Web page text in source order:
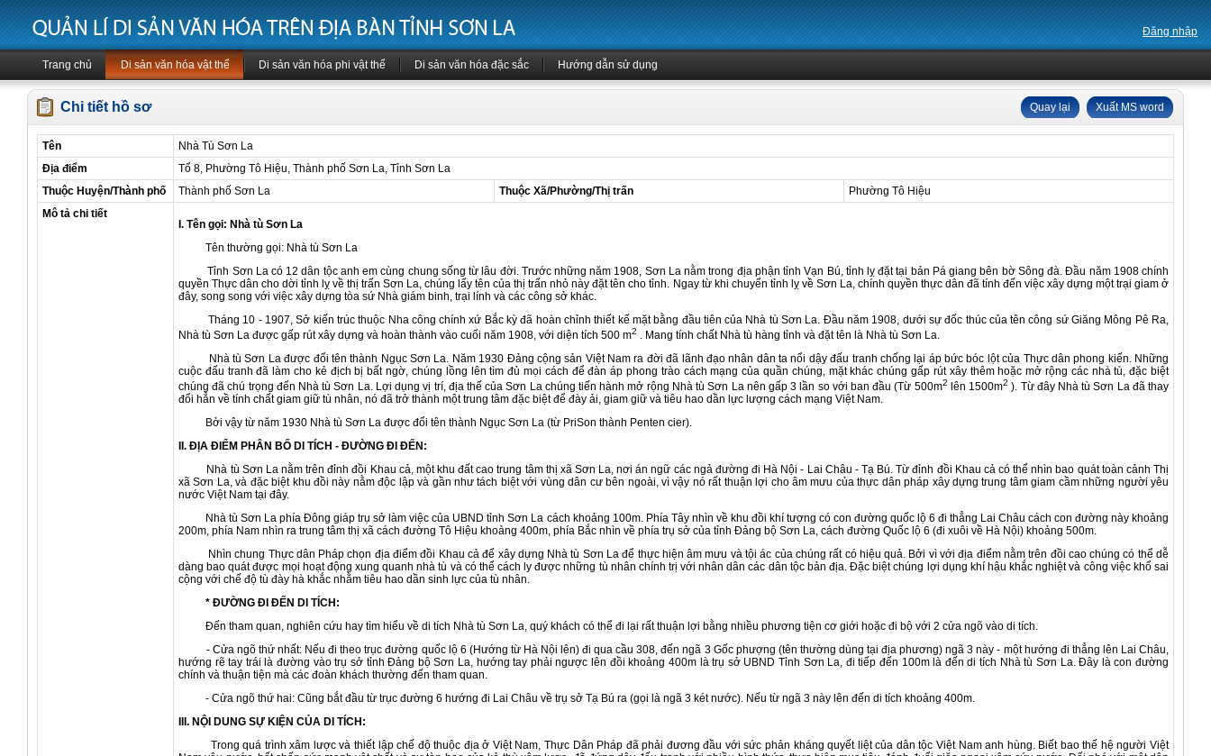
Đăng nhập
Trang chủ Di sản văn hóa vật thể Di sản văn hóa phi vật thể Di sản văn hóa đặc sắc Hướng dẫn sử dụng
Chi tiết hồ sơ Quay lại Xuất MS word
Tên
Nhà Tù Sơn La
Địa điểm
Tổ 8, Phường Tô Hiệu, Thành phố Sơn La, Tỉnh Sơn La
Thuộc Huyện/Thành phố
Thành phố Sơn La Thuộc Xã/Phường/Thị trấn
Phường Tô Hiệu
Mô tả chi tiết
I. Tên gọi: Nhà tù Sơn La
Tên thường gọi: Nhà tù Sơn La
Tỉnh Sơn La có 12 dân tộc anh em cùng chung sống từ lâu đời. Trước những năm 1908, Sơn La nằm trong địa phận tỉnh Vạn Bú, tỉnh lỵ đặt tại bản Pá giang bên bờ Sông đà. Đầu năm 1908 chính
quyền Thực dân cho dời tỉnh lỵ về thị trấn Sơn La, chúng lấy tên của thị trấn nhỏ này đặt tên cho tỉnh. Ngay từ khi chuyển tỉnh lỵ về Sơn La, chính quyền thực dân đã tính đến việc xây dựng một trại giam ở
đây, song song với việc xây dựng tòa sứ Nhà giám binh, trại lính và các công sở khác.
Tháng 10 - 1907, Sở kiến trúc thuộc Nha công chính xứ Bắc kỳ đã hoàn chỉnh thiết kế mặt bằng đầu tiên của Nhà tù Sơn La. Đầu năm 1908, dưới sự đốc thúc của tên công sứ Giăng Mông Pê Ra,
Nhà tù Sơn La được gấp rút xây dựng và hoàn thành vào cuối năm 1908, với diện tích 500 m2 . Mang tính chất Nhà tù hàng tỉnh và đặt tên là Nhà tù Sơn La.
Nhà tù Sơn La được đổi tên thành Ngục Sơn La. Năm 1930 Đảng cộng sản Việt Nam ra đời đã lãnh đạo nhân dân ta nổi dậy đấu tranh chống lại áp bức bóc lột của Thực dân phong kiến. Những
cuộc đấu tranh đã làm cho kẻ địch bị bất ngờ, chúng lồng lên tìm đủ mọi cách để đàn áp phong trào cách mạng của quần chúng, mặt khác chúng gấp rút xây thêm hoặc mở rộng các nhà tù, đặc biệt
chúng đã chú trọng đến Nhà tù Sơn La. Lợi dụng vị trí, địa thế của Sơn La chúng tiến hành mở rộng Nhà tù Sơn La nên gấp 3 lần so với ban đầu (Từ 500m2 lên 1500m2). Từ đây Nhà tù Sơn La đã thay
đổi hẳn về tính chất giam giữ tù nhân, nó đã trở thành một trung tâm đặc biệt để đày ải, giam giữ và tiêu hao dần lực lượng cách mạng Việt Nam.
Bởi vậy từ năm 1930 Nhà tù Sơn La được đổi tên thành Ngục Sơn La (từ PriSon thành Penten cier).
II. ĐỊA ĐIỂM PHÂN BỐ DI TÍCH - ĐƯỜNG ĐI ĐẾN:
Nhà tù Sơn La nằm trên đỉnh đồi Khau cả, một khu đất cao trung tâm thị xã Sơn La, nơi án ngữ các ngả đường đi Hà Nội - Lai Châu - Tạ Bú. Từ đỉnh đồi Khau cả có thể nhìn bao quát toàn cảnh Thị
xã Sơn La, và đặc biệt khu đồi này nằm độc lập và gần như tách biệt với vùng dân cư bên ngoài, vì vậy nó rất thuận lợi cho âm mưu của thực dân pháp xây dựng trung tâm giam cầm những người yêu
nước Việt Nam tại đây.
Nhà tù Sơn La phía Đông giáp trụ sở làm việc của UBND tỉnh Sơn La cách khoảng 100m. Phía Tây nhìn về khu đồi khí tượng có con đường quốc lộ 6 đi thẳng Lai Châu cách con đường này khoảng
200m, phía Nam nhìn ra trung tâm thị xã cách đường Tô Hiệu khoảng 400m, phía Bắc nhìn về phía trụ sở của tỉnh Đảng bộ Sơn La, cách đường Quốc lộ 6 (đi xuôi về Hà Nội) khoảng 500m.
Nhìn chung Thực dân Pháp chọn địa điểm đồi Khau cả để xây dựng Nhà tù Sơn La để thực hiện âm mưu và tội ác của chúng rất có hiệu quả. Bởi vì với địa điểm nằm trên đồi cao chúng có thể dễ
dàng bao quát được mọi hoạt động xung quanh nhà tù và có thể cách ly được những tù nhân chính trị với nhân dân các dân tộc bản địa. Đặc biệt chúng lợi dụng khí hậu khắc nghiệt và công việc khổ sai
cộng với chế độ tù đày hà khắc nhằm tiêu hao dần sinh lực của tù nhân.
* ĐƯỜNG ĐI ĐẾN DI TÍCH:
Đến tham quan, nghiên cứu hay tìm hiểu về di tích Nhà tù Sơn La, quý khách có thể đi lại rất thuận lợi bằng nhiều phương tiện cơ giới hoặc đi bộ với 2 cửa ngõ vào di tích.
- Cửa ngõ thứ nhất: Nếu đi theo trục đường quốc lộ 6 (Hướng từ Hà Nội lên) đi qua cầu 308, đến ngã 3 Gốc phượng (tên thường dùng tại địa phương) ngã 3 này - một hướng đi thẳng lên Lai Châu,
hướng rẽ tay trái là đường vào trụ sở tỉnh Đảng bộ Sơn La, hướng tay phải ngược lên đồi khoảng 400m là trụ sở UBND Tỉnh Sơn La, đi tiếp đến 100m là đến di tích Nhà tù Sơn La. Đây là con đường
chính và thuận tiện mà các đoàn khách thường đến tham quan.
- Cửa ngõ thứ hai: Cũng bắt đầu từ trục đường 6 hướng đi Lai Châu về trụ sở Tạ Bú ra (gọi là ngã 3 két nước). Nếu từ ngã 3 này lên đến di tích khoảng 400m.
III. NỘI DUNG SỰ KIỆN CỦA DI TÍCH:
Trong quá trình xâm lược và thiết lập chế độ thuộc địa ở Việt Nam, Thực Dân Pháp đã phải đương đầu với sức phản kháng quyết liệt của dân tộc Việt Nam anh hùng. Biết bao thế hệ người Việt